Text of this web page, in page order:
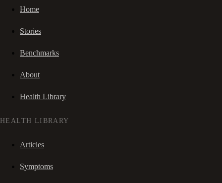
Home
Stories
Benchmarks
About
Health Library
HEALTH LIBRARY
Articles
Symptoms